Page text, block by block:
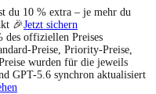
du 10 % extra – je mehr du
🎉Jetzt sichern
des offiziellen Preises
Preise, Priority-Preise,
wurden für die jeweils
GPT-5.6 synchron aktualisiert